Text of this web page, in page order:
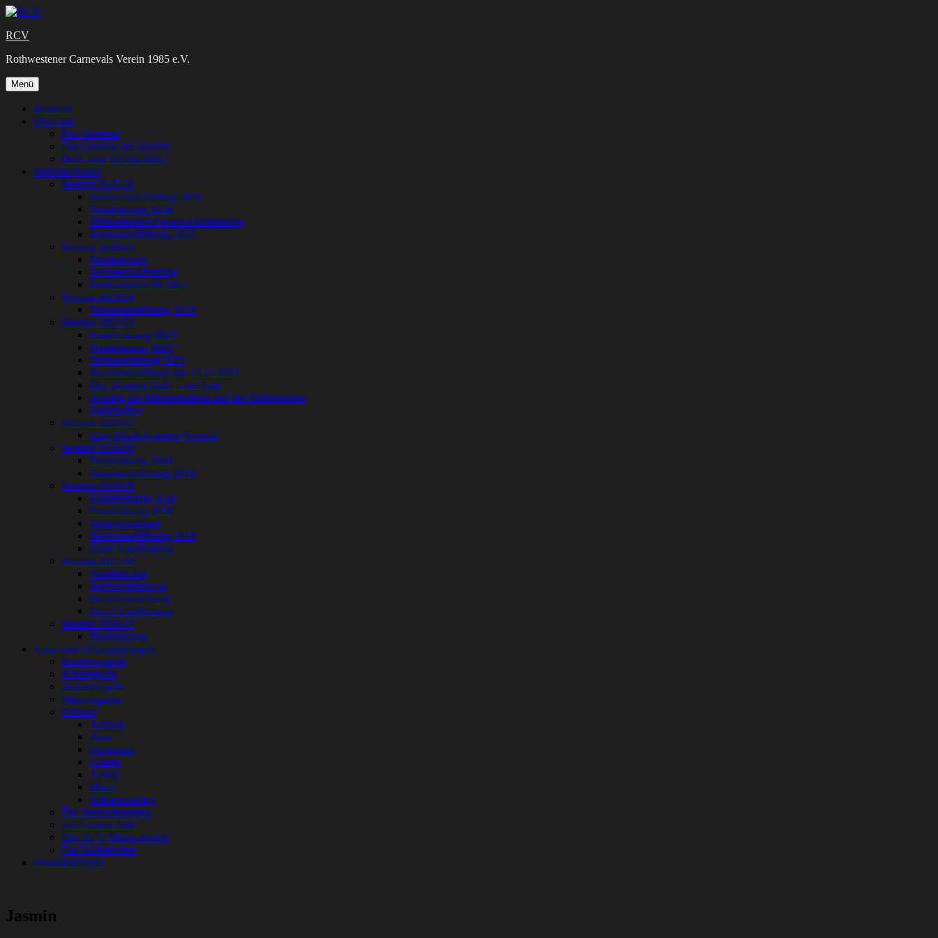
Zum
springen
RCV
Rothwestener Carnevals Verein 1985 e.V.
Menü
Inhalt
springen
Startseite
Über uns
Der Vorstand
Die Chronik des Vereins
IKN- und Vereinsorden
Berichte/Bilder
Session 2025/26
Seniorennachmittag 2026
Prunksitzung 2026
Männerballett-Freundschaftstanzen
Sessionseröffnung 2025
Session 2024/25
Prunksitzung
Seniorennachmittag
Festkommers 66 Jahre
Session 2023/24
Sessionseröffnung 2023
Session 2022/23
Kindersitzung 2023
Prunksitzung 2023
Seniorensitzung 2023
Sessionseröffnung am 12.11.2022
Die „Golden Girls“ – on Tour
Ausflug des Männerballetts und der Höllelerchen
Sommerfest
Session 2020/21
Eine gänzlich andere Session
Session 2019/20
Prunksitzung 2020
Sessionseröffnung 2019
Session 2018/19
Kindersitzung 2019
Prunksitzung 2019
Seniorensitzung
Sessionseröffnung 2018
Zissel Landfestzug
Session 2017/18
Prunksitzung
Seniorenkarneval
Sessionseröffnung
Zissel Landfestzug
Session 2016/17
Prunksitzung
Tanz- und Gesangsgruppen
Bambinogarde
Kindergarde
Juniorengarde
Aktivengarde
Solisten
Antonia
Anni
Florentina
Loreen
Ayleen
Marie
Solistenmedley
Die Sternschnuppen
Die Golden Girls
Das RCV Männerballett
Die Höllelerchen
Veranstaltungen
Jasmin